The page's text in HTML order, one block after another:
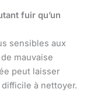
fuir qu’un
sensibles aux
mauvaise
peut laisser
à nettoyer.